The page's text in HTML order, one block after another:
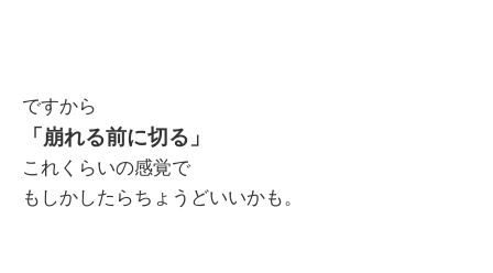
ですから
「崩れる前に切る」
これくらいの感覚で
もしかしたらちょうどいいかも。